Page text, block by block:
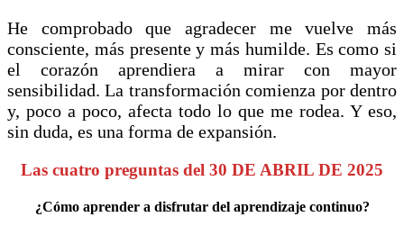
He comprobado que agradecer me vuelve más
consciente, más presente y más humilde. Es como si
el corazón aprendiera a mirar con mayor
sensibilidad. La transformación comienza por dentro
y, poco a poco, afecta todo lo que me rodea. Y eso,
sin duda, es una forma de expansión.
Las cuatro preguntas del 30 DE ABRIL DE 2025
¿Cómo aprender a disfrutar del aprendizaje continuo?